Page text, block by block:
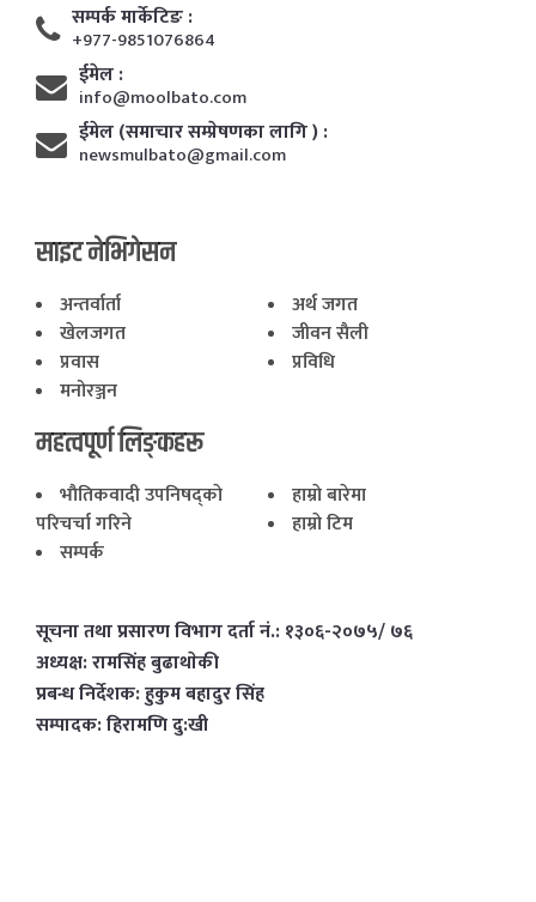
सम्पर्क मार्केटिङ :
+977-9851076864
ईमेल :
info@moolbato.com
ईमेल (समाचार सम्प्रेषणका लागि ) :
newsmulbato@gmail.com
साइट नेभिगेसन
अन्तर्वार्ता
अर्थ जगत
खेलजगत
जीवन सैली
प्रवास
प्रविधि
मनोरञ्जन
महत्वपूर्ण लिङ्कहरू
भाैतिकवादी उपनिषद्काे
परिचर्चा गरिने
हाम्राे बारेमा
हाम्राे टिम
सम्पर्क
सूचना तथा प्रसारण विभाग दर्ता नं.: १३०६-२०७५/ ७६
अध्यक्ष: रामसिंह बुढाथाेकी
प्रबन्ध निर्देशक: हुकुम बहादुर सिंह
सम्पादक: हिरामणि दु:खी